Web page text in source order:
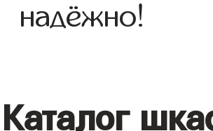
надёжно!
Каталог